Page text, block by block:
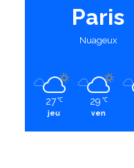
Paris
Nuageux
27 ℃
jeu
29 ℃
ven